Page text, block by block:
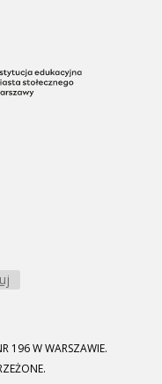
196 W WARSZAWIE.